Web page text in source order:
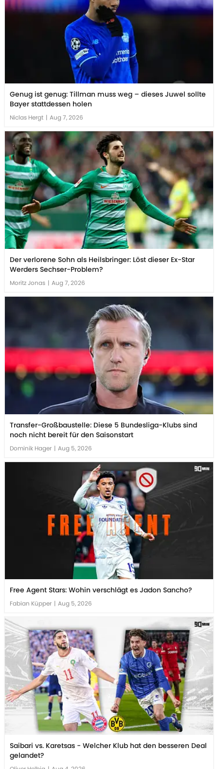
Genug ist genug: Tillman muss weg – dieses Juwel sollte
Bayer stattdessen holen
Niclas Hergt | Aug 7, 2026
Der verlorene Sohn als Heilsbringer: Löst dieser Ex-Star
Werders Sechser-Problem?
Moritz Jonas | Aug 7, 2026
Transfer-Großbaustelle: Diese 5 Bundesliga-Klubs sind
noch nicht bereit für den Saisonstart
Dominik Hager | Aug 5, 2026
Free Agent Stars: Wohin verschlägt es Jadon Sancho?
Fabian Küpper | Aug 5, 2026
Saibari vs. Karetsas - Welcher Klub hat den besseren Deal
gelandet?